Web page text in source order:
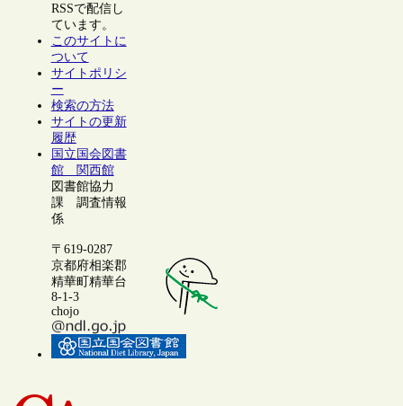
RSSで配信し
ています。
このサイトに
ついて
サイトポリシ
ー
検索の方法
サイトの更新
履歴
国立国会図書
館 関西館
図書館協力
課 調査情報
係
〒619-0287
京都府相楽郡
精華町精華台
8-1-3
chojo